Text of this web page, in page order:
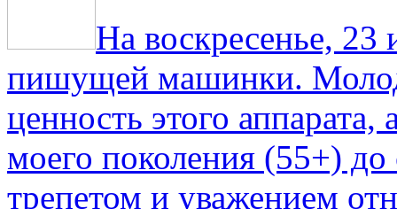
На воскресенье,
пишущей машинки.
ценность этого
моего поколения (55+) до
трепетом и уважением